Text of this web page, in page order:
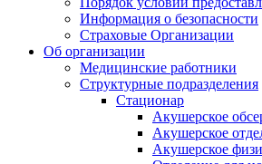
Информация о безопасности
Страховые Организации
Об организации
Медицинские работники
Структурные подразделения
Стационар
Акушерское
Акушерское
Акушерское